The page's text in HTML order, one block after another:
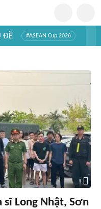
ĐỀ #ASEAN Cup 2026
Long Nhật, Sơn